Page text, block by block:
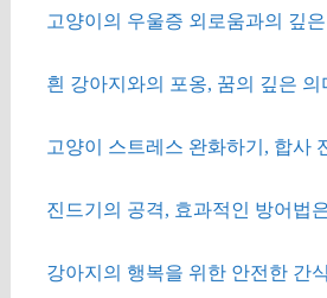
고양이의 우울증 외로움과의 깊
흰 강아지와의 포옹, 꿈의 깊은 의
고양이 스트레스 완화하기, 합사
진드기의 공격, 효과적인 방어법
강아지의 행복을 위한 안전한 간